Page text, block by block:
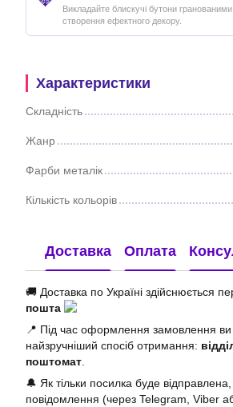
Викладайте блискучі бутони
створення ефектного декору.
Характеристики
Складність
Жанр
Фарби металік
Кількість кольорів
Доставка Оплата
🚚 Доставка по Україні здійснюється
пошта
📍 Під час оформлення замовлення
найзручніший спосіб отримання:
поштомат
🔔 Як тільки посилка буде
повідомлення (через Telegram, Viber